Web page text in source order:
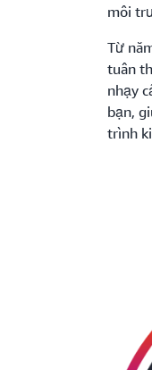
môi
Từ
tuân
nhạy
bạn,
trình